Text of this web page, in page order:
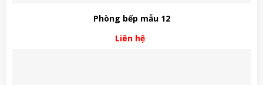
Phòng bếp mẫu 12
Liên hệ